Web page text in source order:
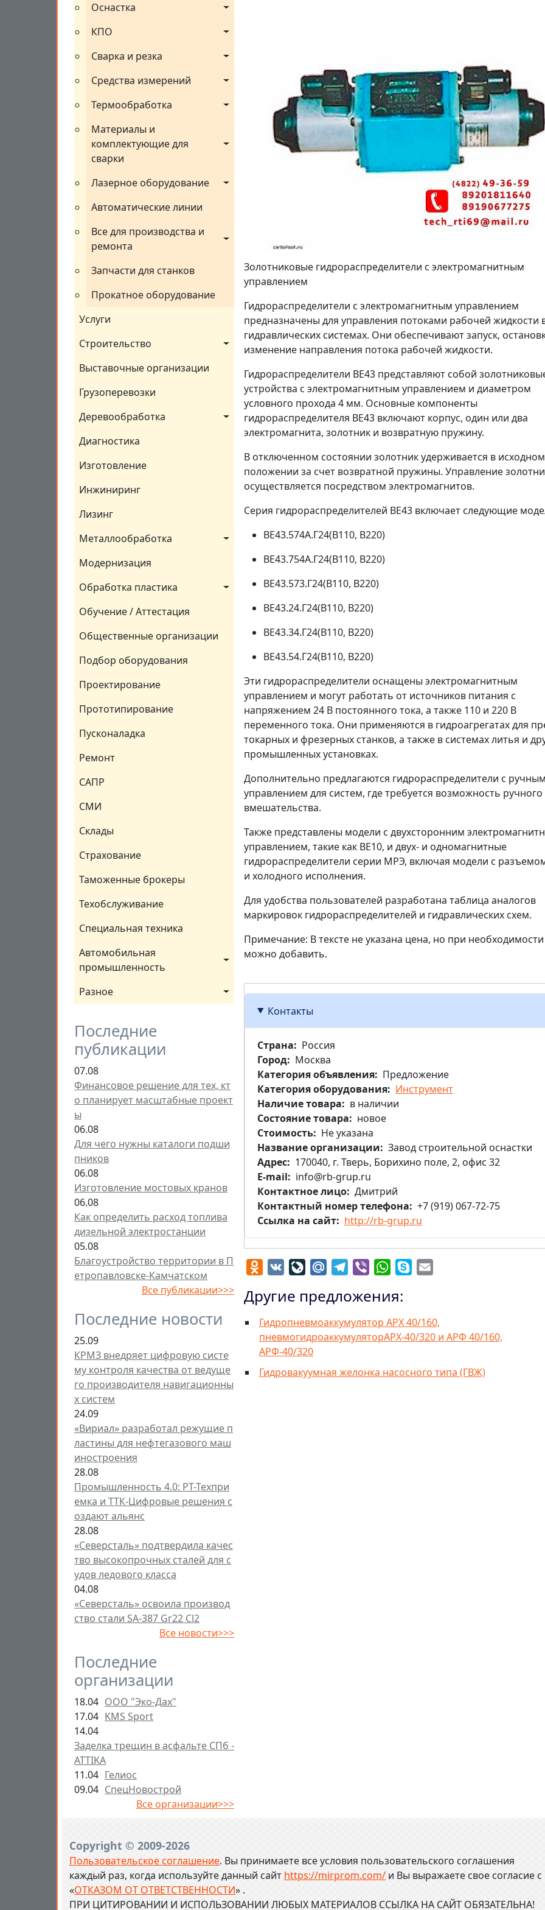
Оснастка
КПО
Сварка и резка
Средства измерений
Термообработка
Материалы и
комплектующие для
сварки
Лазерное оборудование
Автоматические линии
Все для производства и
ремонта
Запчасти для станков
Прокатное оборудование
Услуги
Строительство
Выставочные организации
Грузоперевозки
Деревообработка
Диагностика
Изготовление
Инжиниринг
Лизинг
Металлообработка
Модернизация
Обработка пластика
Обучение / Аттестация
Общественные организации
Подбор оборудования
Проектирование
Прототипирование
Пусконаладка
Ремонт
САПР
СМИ
Склады
Страхование
Таможенные брокеры
Техобслуживание
Специальная техника
Автомобильная
промышленность
Разное
Последние
публикации
07.08
Финансовое решение для тех, кт
о планирует масштабные проект
ы
06.08
Для чего нужны каталоги подши
пников
06.08
Изготовление мостовых кранов
06.08
Как определить расход топлива
дизельной электростанции
05.08
Благоустройство территории в П
етропавловске-Камчатском
Все публикации>>>
Последние новости
25.09
КРМЗ внедряет цифровую систе
му контроля качества от ведуще
го производителя навигационны
х систем
24.09
«Вириал» разработал режущие п
ластины для нефтегазового маш
иностроения
28.08
Промышленность 4.0: РТ-Техпри
емка и ТТК-Цифровые решения с
оздают альянс
28.08
«Северсталь» подтвердила качес
тво высокопрочных сталей для с
удов ледового класса
04.08
«Северсталь» освоила производ
ство стали SA-387 Gr22 Cl2
Все новости>>>
Последние
организации
18.04 ООО "Эко-Дах"
17.04 KMS Sport
14.04
Заделка трещин в асфальте СПб -
ATTIKA
11.04 Гелиос
09.04 СпецНовострой
Все организации>>>
Золотниковые гидрораспределители с электромагнитным
управлением
Гидрораспределители с электромагнитным управлением
предназначены для управления потоками рабочей жидкости
гидравлических системах. Они обеспечивают запуск,
изменение направления потока рабочей жидкости.
Гидрораспределители ВЕ43 представляют собой
устройства с электромагнитным управлением и диаметром
условного прохода 4 мм. Основные компоненты
гидрораспределителя ВЕ43 включают корпус, один или два
электромагнита, золотник и возвратную пружину.
В отключенном состоянии золотник удерживается в исходном
положении за счет возвратной пружины. Управление
осуществляется посредством электромагнитов.
Серия гидрораспределителей ВЕ43 включает следующие
ВЕ43.574А.Г24(В110, В220)
ВЕ43.754А.Г24(В110, В220)
ВЕ43.573.Г24(В110, В220)
ВЕ43.24.Г24(В110, В220)
ВЕ43.34.Г24(В110, В220)
ВЕ43.54.Г24(В110, В220)
Эти гидрораспределители оснащены электромагнитным
управлением и могут работать от источников питания с
напряжением 24 В постоянного тока, а также 110 и 220 В
переменного тока. Они применяются в гидроагрегатах для
токарных и фрезерных станков, а также в системах литья и
промышленных установках.
Дополнительно предлагаются гидрораспределители с ручным
управлением для систем, где требуется возможность ручного
вмешательства.
Также представлены модели с двухсторонним
управлением, такие как ВЕ10, и двух- и одномагнитные
гидрораспределители серии МРЭ, включая модели с
и холодного исполнения.
Для удобства пользователей разработана таблица аналогов
маркировок гидрораспределителей и гидравлических схем.
Примечание: В тексте не указана цена, но при
можно добавить.
Контакты
Страна
Россия
Город
Москва
Категория объявления
Предложение
Категория оборудования
Инструмент
Наличие товара
в наличии
Состояние товара
новое
Стоимость
Не указана
Название организации
Завод строительной оснастки
Aдрес
170040, г. Тверь, Борихино поле, 2, офис 32
E-mail
info@rb-grup.ru
Контактное лицо Дмитрий
Контактный номер телефона
+7 (919) 067-72-75
Ссылка на сайт
http://rb-grup.ru
Odnoklassniki
VK LiveJournal
Mail.RuTelegram
Viber WhatsApp
Skype
Другие предложения:
Гидропневмоаккумулятор АРХ 40/160,
пневмогидроаккумуляторАРХ-40/320 и АРФ 40/160,
АРФ-40/320
Гидровакуумная желонка насосного типа (ГВЖ)
Copyright © 2009-2026
Пользовательское соглашение. Вы принимаете все условия пользовательского соглашения
каждый раз, когда используйте данный сайт https://mirprom.com/ и Вы выражаете свое согласие с
«ОТКАЗОМ ОТ ОТВЕТСТВЕННОСТИ» .
ПРИ ЦИТИРОВАНИИ И ИСПОЛЬЗОВАНИИ ЛЮБЫХ МАТЕРИАЛОВ ССЫЛКА НА САЙТ ОБЯЗАТЕЛЬНА!